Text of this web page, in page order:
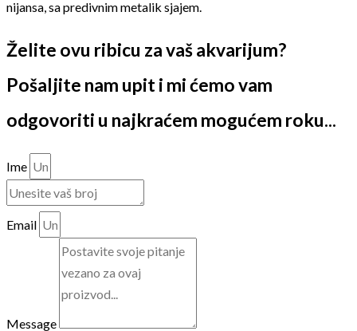
nijansa, sa predivnim metalik sjajem.
Želite ovu ribicu za vaš akvarijum?
Pošaljite nam upit i mi ćemo vam
odgovoriti u najkraćem mogućem roku...
Ime
Email
Message